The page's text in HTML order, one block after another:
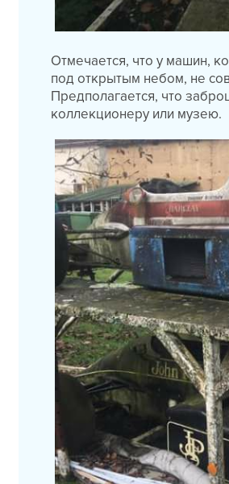
Отмечается, что у машин,
под открытым небом, не
Предполагается, что
коллекционеру или музею.